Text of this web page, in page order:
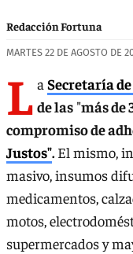
Redacción Fortuna
MARTES 22 DE AGOSTO DE
L a Secretaría
de las "más de
compromiso de
Justos".El mismo,
masivo, insumos
medicamentos,
motos,
supermercados y